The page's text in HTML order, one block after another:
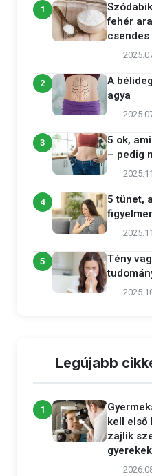
1
fehér
2
A
agya
3
5 ok,
– pedig
4
5 tünet,
5
Tény
Legújabb
1
kell első
zajlik